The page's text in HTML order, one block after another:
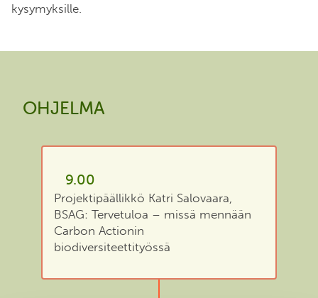
kysymyksille.
OHJELMA
9.00
Projektipäällikkö Katri Salovaara,
BSAG: Tervetuloa – missä mennään
Carbon Actionin
biodiversiteettityössä